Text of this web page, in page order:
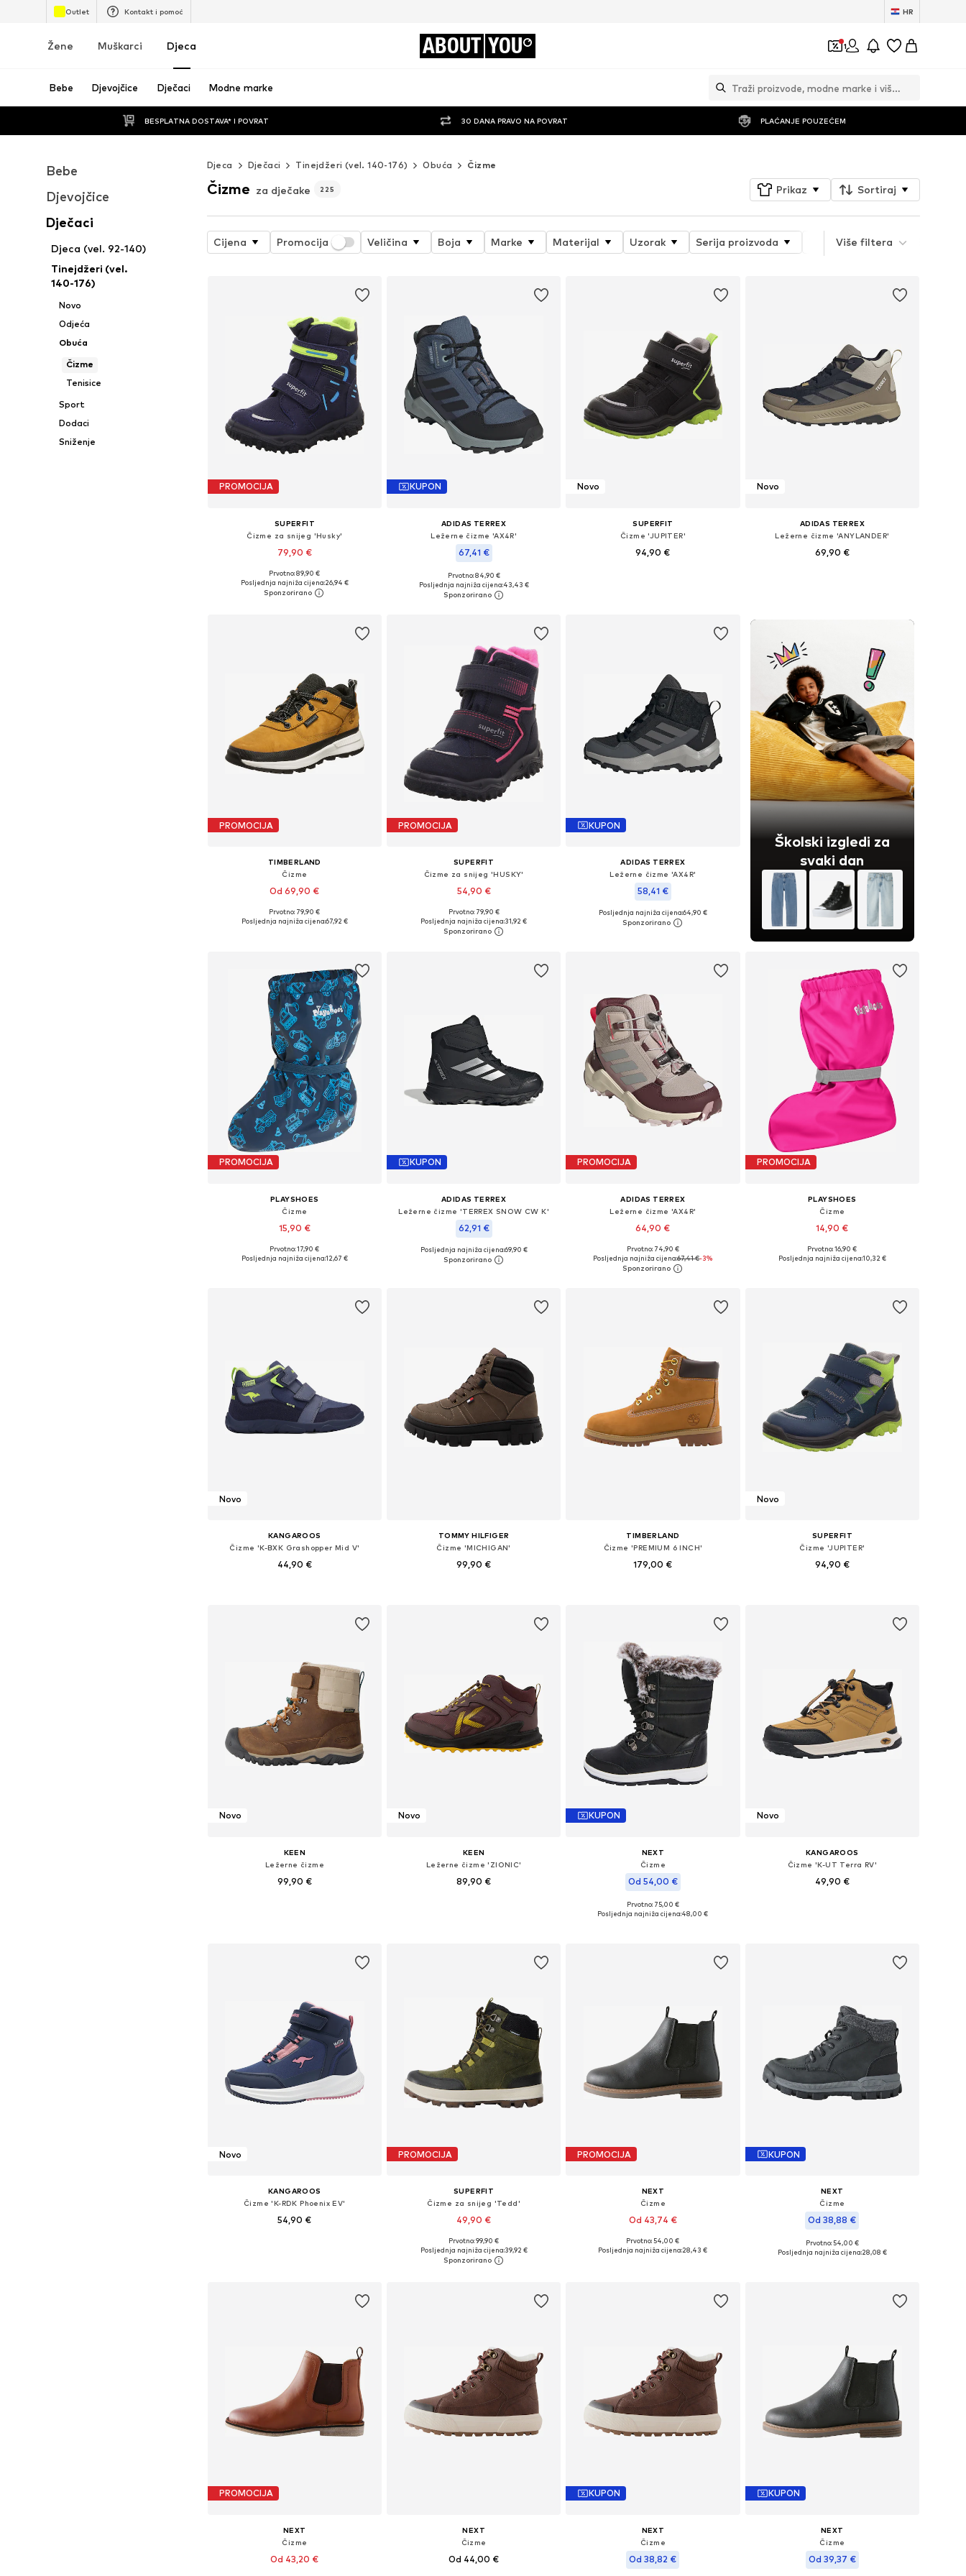
Outlet Kontakt i pomoć HR
Žene Muškarci Djeca ABOUT YOU 1
Bebe Djevojčice Dječaci Modne marke
BESPLATNA DOSTAVA* I POVRAT 30 DANA PRAVO NA POVRAT PLAĆANJE POUZEĆEM
Bebe
Djevojčice
Dječaci
Djeca (vel. 92-140)
Tinejdžeri (vel.
140-176)
Novo
Odjeća
Obuća
Čizme
Tenisice
Sport
Dodaci
Sniženje
Djeca Dječaci Tinejdžeri (vel. 140-176) Obuća Čizme
Čizme za dječake 225 Prikaz Sortiraj
Cijena Promocija Veličina Boja Marke Materijal Uzorak Serija proizvoda Tematski svijet
Više filtera
PROMOCIJA
SUPERFIT
Čizme za snijeg 'Husky'
79,90 €
Dostupno u više veličina
Dodaj u košaricu
Prvotno: 89,90 €
Posljednja najniža cijena:26,94 €
KUPON
ADIDAS TERREX
Ležerne čizme 'AX4R'
67,41 €
Dostupno u više veličina
Dodaj u košaricu
Prvotno: 84,90 €
Posljednja najniža cijena:43,43 €
Novo
SUPERFIT
Čizme 'JUPITER'
94,90 €
Novo
ADIDAS TERREX
Ležerne čizme 'ANYLANDER'
69,90 €
PROMOCIJA
TIMBERLAND
Čizme
Od 69,90 €
Dostupno u više veličina
Prvotno: 79,90 €
Posljednja najniža cijena:67,92 €
PROMOCIJA
SUPERFIT
Čizme za snijeg 'HUSKY'
54,90 €
+ 3
Dostupno u više veličina
Dodaj u košaricu
Prvotno: 79,90 €
Posljednja najniža cijena:31,92 €
KUPON
ADIDAS TERREX
Ležerne čizme 'AX4R'
58,41 €
Dostupno u više veličina
Posljednja najniža cijena:64,90 €
Školski izgledi za
svaki dan
PROMOCIJA
PLAYSHOES
Čizme
15,90 €
Dostupne veličine: 30-34, 34-38
Prvotno: 17,90 €
Posljednja najniža cijena:12,67 €
KUPON
ADIDAS TERREX
Ležerne čizme 'TERREX SNOW CW K'
62,91 €
Dostupno u više veličina
Posljednja najniža cijena:69,90 €
PROMOCIJA
ADIDAS TERREX
Ležerne čizme 'AX4R'
64,90 €
Dostupno u više veličina
Dodaj u košaricu
Prvotno: 74,90 €
Posljednja najniža cijena:67,41 €-3%
PROMOCIJA
PLAYSHOES
Čizme
14,90 €
Dostupne veličine: 35-37, 38-40
Prvotno: 16,90 €
Posljednja najniža cijena:10,32 €
Novo
KANGAROOS
Čizme 'K-BXK Grashopper Mid V'
44,90 €
TOMMY HILFIGER
Čizme 'MICHIGAN'
99,90 €
TIMBERLAND
Čizme 'PREMIUM 6 INCH'
179,00 €
Novo
SUPERFIT
Čizme 'JUPITER'
94,90 €
Novo
KEEN
Ležerne čizme
99,90 €
Novo
KEEN
Ležerne čizme 'ZIONIC'
89,90 €
KUPON
NEXT
Čizme
Od 54,00 €
Dostupno u više veličina
Prvotno: 75,00 €
Posljednja najniža cijena:48,00 €
Novo
KANGAROOS
Čizme 'K-UT Terra RV'
49,90 €
Novo
KANGAROOS
Čizme 'K-RDK Phoenix EV'
54,90 €
PROMOCIJA
SUPERFIT
Čizme za snijeg 'Tedd'
49,90 €
Dostupno u više veličina
Dodaj u košaricu
Prvotno: 99,90 €
Posljednja najniža cijena:39,92 €
PROMOCIJA
NEXT
Čizme
Od 43,74 €
Dostupno u više veličina
Prvotno: 54,00 €
Posljednja najniža cijena:28,43 €
KUPON
NEXT
Čizme
Od 38,88 €
Dostupne veličine: 30,5, 34,5, 35,5, 37, 38
Prvotno: 54,00 €
Posljednja najniža cijena:28,08 €
PROMOCIJA
NEXT
Čizme
Od 43,20 €
NEXT
Čizme
Od 44,00 €
KUPON
NEXT
Čizme
Od 38,82 €
KUPON
NEXT
Čizme
Od 39,37 €